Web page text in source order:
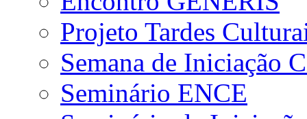
Projeto Tardes
Semana de Iniciação
Seminário ENCE